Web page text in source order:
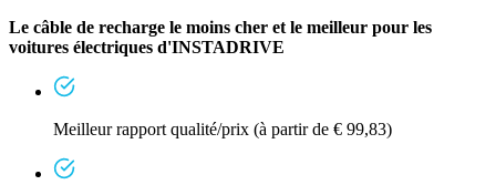
Le câble de recharge le moins cher et le meilleur pour les
voitures électriques d'INSTADRIVE
Meilleur rapport qualité/prix (à partir de € 99,83)